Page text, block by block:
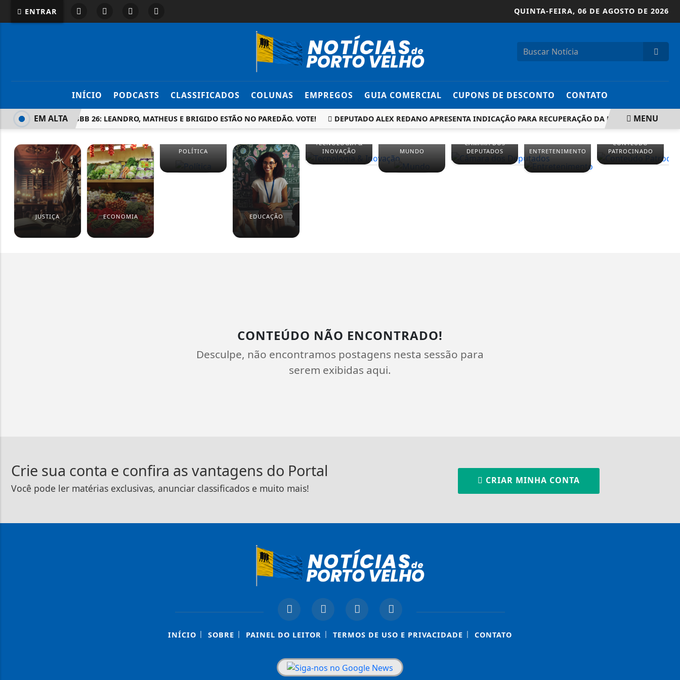
ENTRAR QUINTA-FEIRA, 06 DE AGOSTO DE 2026
INÍCIO PODCASTS CLASSIFICADOS COLUNAS EMPREGOS GUIA COMERCIAL CUPONS DE DESCONTO CONTATO
ENQUETE BBB 26: LEANDRO, MATHEUS E BRIGIDO ESTÃO NO PAREDÃO. VOTE! DEPUTADO ALEX REDANO APRESENTA INDICAÇÃO PARA RECUPERAÇÃO DA RO-140 ENTRE RIO
EM ALTA MENU
JUSTIÇA ECONOMIA
POLÍTICA
EDUCAÇÃO
TECNOLOGIA &
INOVAÇÃO
MUNDO
CÂMARA DOS
DEPUTADOS
ENTRETENIMENTO
CONTEÚDO
PATROCINADO
CONTEÚDO NÃO ENCONTRADO!
Desculpe, não encontramos postagens nesta sessão para
serem exibidas aqui.
Crie sua conta e confira as vantagens do Portal
Você pode ler matérias exclusivas, anunciar classificados e muito mais!
CRIAR MINHA CONTA
INÍCIO | SOBRE | PAINEL DO LEITOR | TERMOS DE USO E PRIVACIDADE | CONTATO